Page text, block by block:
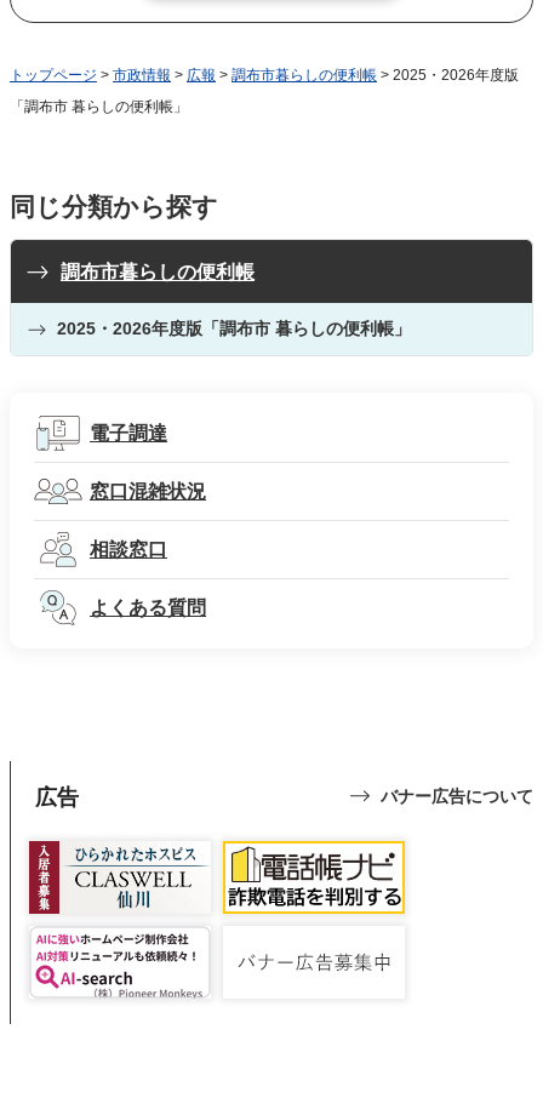
トップページ > 市政情報 > 広報 > 調布市暮らしの便利帳 > 2025・2026年度版
「調布市 暮らしの便利帳」
同じ分類から探す
調布市暮らしの便利帳
2025・2026年度版「調布市 暮らしの便利帳」
電子調達
窓口混雑状況
相談窓口
よくある質問
広告 バナー広告について